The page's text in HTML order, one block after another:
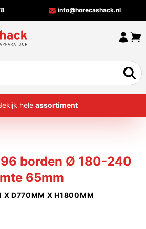
info@horecashack.nl
HOME
MERKEN
OFFERTECHECKER
CONTACT
Bekijk hele assortiment
borden Ø 180-240
65mm
D770MM X H1800MM